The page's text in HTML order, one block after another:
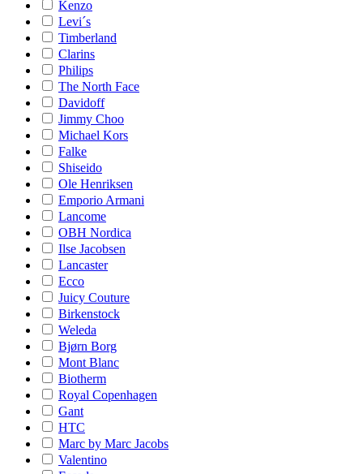
Kenzo
Levi´s
Timberland
Clarins
Philips
The North Face
Davidoff
Jimmy Choo
Michael Kors
Falke
Shiseido
Ole Henriksen
Emporio Armani
Lancome
OBH Nordica
Ilse Jacobsen
Lancaster
Ecco
Juicy Couture
Birkenstock
Weleda
Bjørn Borg
Mont Blanc
Biotherm
Royal Copenhagen
Gant
HTC
Marc by Marc Jacobs
Valentino